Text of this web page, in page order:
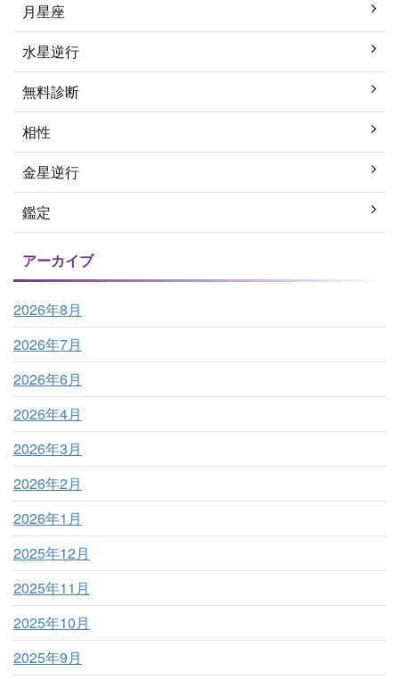
月星座
水星逆行
無料診断
相性
金星逆行
鑑定
アーカイブ
2026年8月
2026年7月
2026年6月
2026年4月
2026年3月
2026年2月
2026年1月
2025年12月
2025年11月
2025年10月
2025年9月